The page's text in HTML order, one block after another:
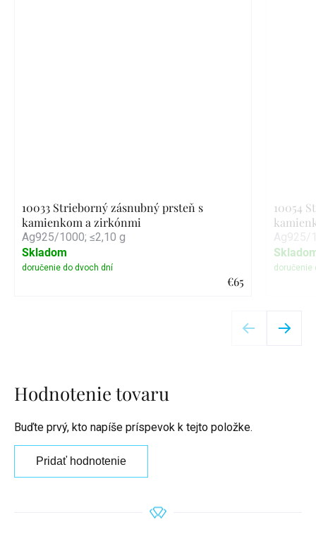
10033 Strieborný zásnubný prsteň s
kamienkom a zirkónmi
Ag925/1000; ≤2,10 g
€65
Skladom
10054
Hodnotenie tovaru
Buďte prvý, kto napíše príspevok k tejto položke.
Pridať hodnotenie